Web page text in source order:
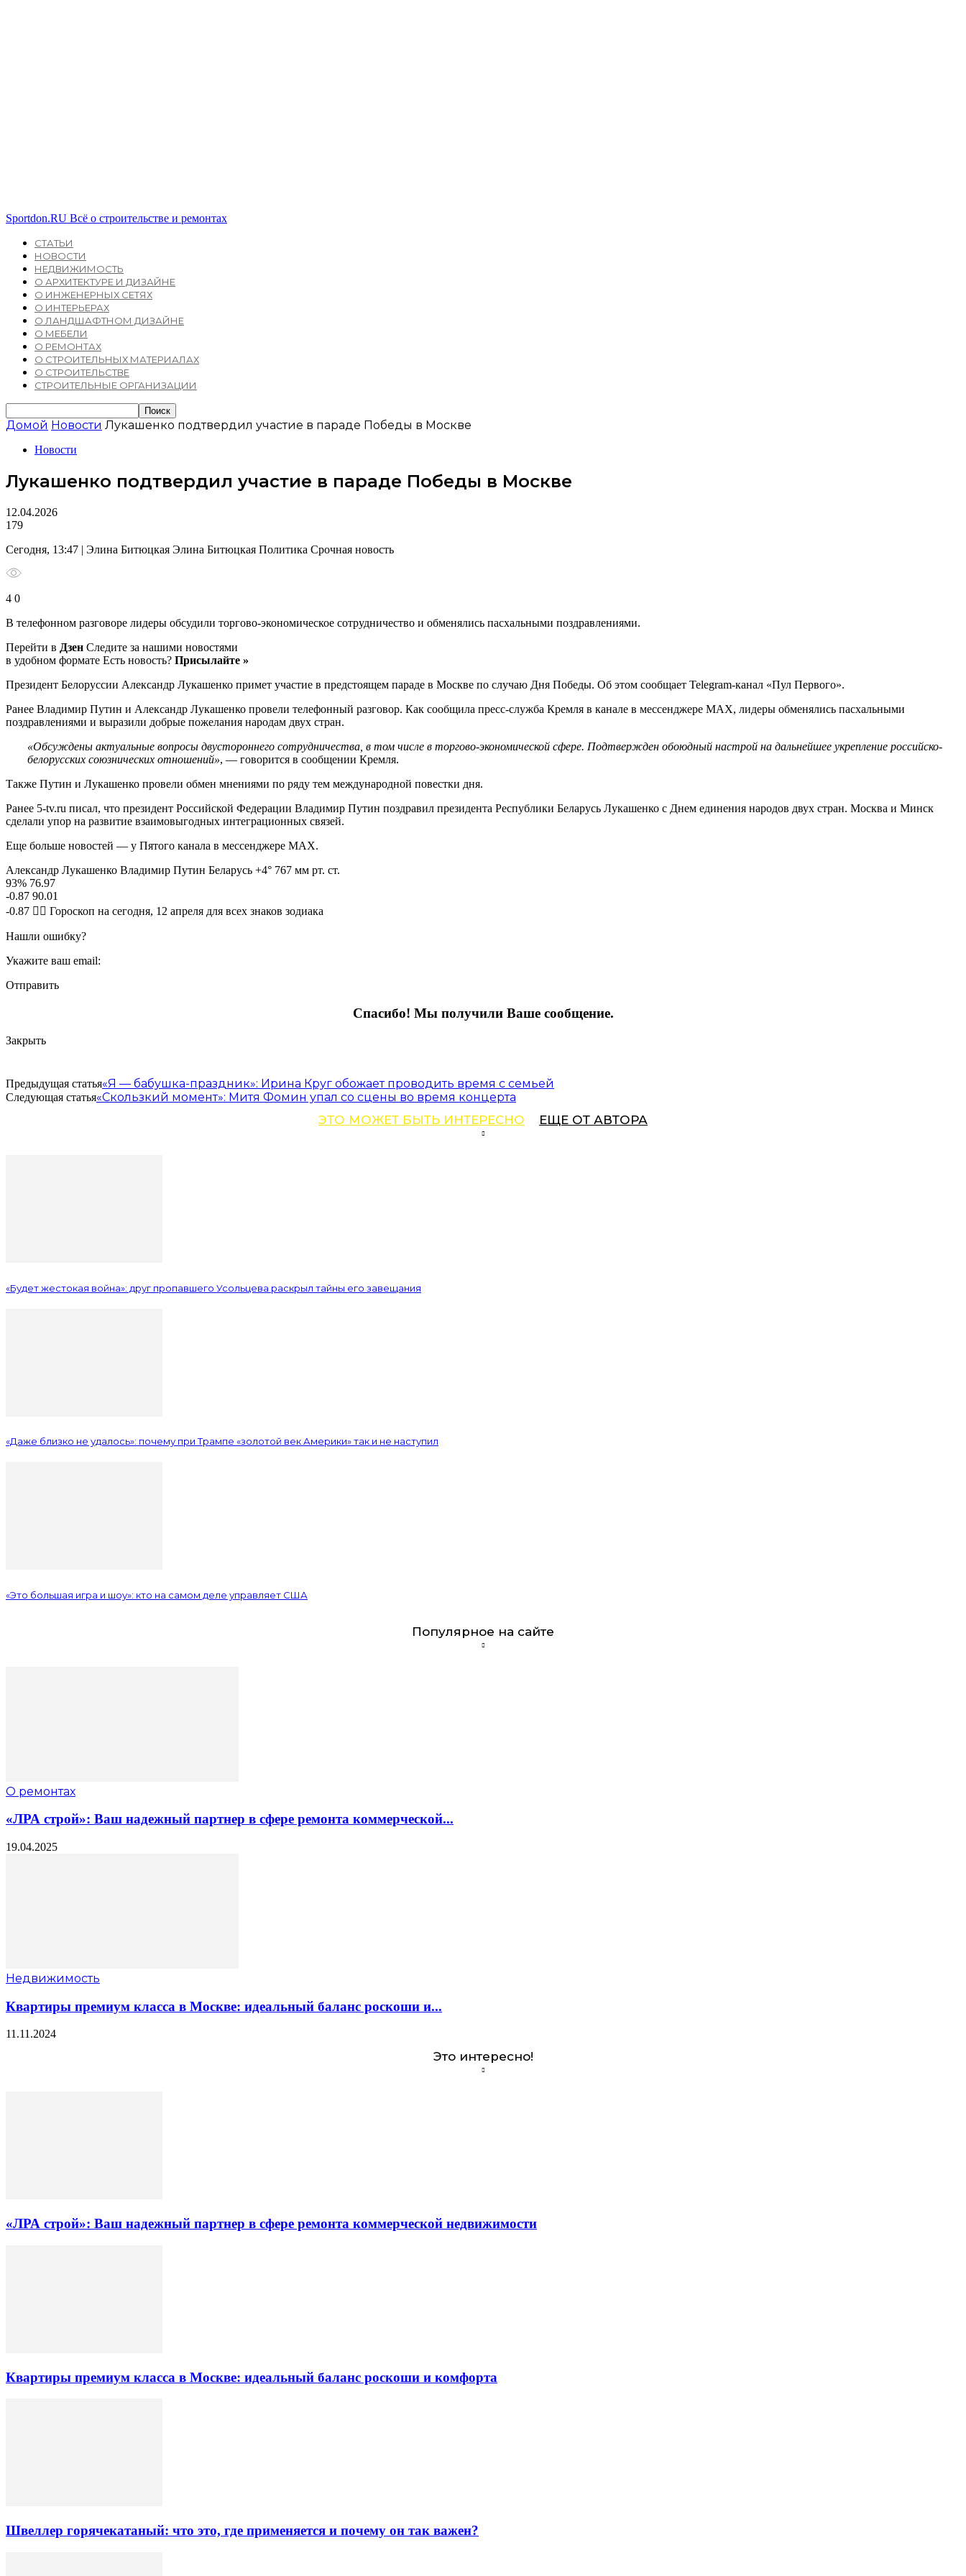
Sportdon.RU Всё о строительстве и ремонтах
СТАТЬИ
НОВОСТИ
НЕДВИЖИМОСТЬ
О АРХИТЕКТУРЕ И ДИЗАЙНЕ
О ИНЖЕНЕРНЫХ СЕТЯХ
О ИНТЕРЬЕРАХ
О ЛАНДШАФТНОМ ДИЗАЙНЕ
О МЕБЕЛИ
О РЕМОНТАХ
О СТРОИТЕЛЬНЫХ МАТЕРИАЛАХ
О СТРОИТЕЛЬСТВЕ
СТРОИТЕЛЬНЫЕ ОРГАНИЗАЦИИ
Домой Новости Лукашенко подтвердил участие в параде Победы в Москве
Новости
Лукашенко подтвердил участие в параде Победы в Москве
12.04.2026
179
Сегодня, 13:47 | Элина Битюцкая Элина Битюцкая Политика Срочная новость
4 0
В телефонном разговоре лидеры обсудили торгово-экономическое сотрудничество и обменялись пасхальными поздравлениями.
Перейти в Дзен Следите за нашими новостями
в удобном формате Есть новость? Присылайте »
Президент Белоруссии Александр Лукашенко примет участие в предстоящем параде в Москве по случаю Дня Победы. Об этом сообщает Telegram-канал «Пул Первого».
Ранее Владимир Путин и Александр Лукашенко провели телефонный разговор. Как сообщила пресс-служба Кремля в канале в мессенджере MAX, лидеры обменялись пасхальными
поздравлениями и выразили добрые пожелания народам двух стран.
«Обсуждены актуальные вопросы двустороннего сотрудничества, в том числе в торгово-экономической сфере. Подтвержден обоюдный настрой на дальнейшее укрепление российско-
белорусских союзнических отношений», — говорится в сообщении Кремля.
Также Путин и Лукашенко провели обмен мнениями по ряду тем международной повестки дня.
Ранее 5-tv.ru писал, что президент Российской Федерации Владимир Путин поздравил президента Республики Беларусь Лукашенко с Днем единения народов двух стран. Москва и Минск
сделали упор на развитие взаимовыгодных интеграционных связей.
Еще больше новостей — у Пятого канала в мессенджере MAX.
Александр Лукашенко Владимир Путин Беларусь +4° 767 мм рт. ст.
93% 76.97
-0.87 90.01
-0.87 🧙‍♀ Гороскоп на сегодня, 12 апреля для всех знаков зодиака
Нашли ошибку?
Укажите ваш email:
Отправить
Спасибо! Мы получили Ваше сообщение.
Закрыть
Предыдущая статья«Я — бабушка-праздник»: Ирина Круг обожает проводить время с семьей
Следующая статья«Скользкий момент»: Митя Фомин упал со сцены во время концерта
ЭТО МОЖЕТ БЫТЬ ИНТЕРЕСНО ЕЩЕ ОТ АВТОРА
«Будет жестокая война»: друг пропавшего Усольцева раскрыл тайны его завещания
«Даже близко не удалось»: почему при Трампе «золотой век Америки» так и не наступил
«Это большая игра и шоу»: кто на самом деле управляет США
Популярное на сайте
О ремонтах
«ЛРА строй»: Ваш надежный партнер в сфере ремонта коммерческой...
19.04.2025
Недвижимость
Квартиры премиум класса в Москве: идеальный баланс роскоши и...
11.11.2024
Это интересно!
«ЛРА строй»: Ваш надежный партнер в сфере ремонта коммерческой недвижимости
Квартиры премиум класса в Москве: идеальный баланс роскоши и комфорта
Швеллер горячекатаный: что это, где применяется и почему он так важен?